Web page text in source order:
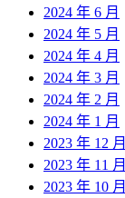
2024 年 6 月
2024 年 5 月
2024 年 4 月
2024 年 3 月
2024 年 2 月
2024 年 1 月
2023 年 12 月
2023 年 11 月
2023 年 10 月